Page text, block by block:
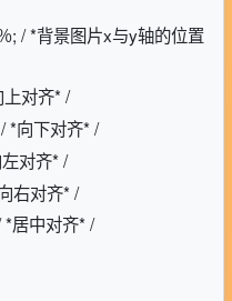
/ *背景图片x与y轴的位置
对齐* /
*向下对齐* /
对齐* /
右对齐* /
居中对齐* /